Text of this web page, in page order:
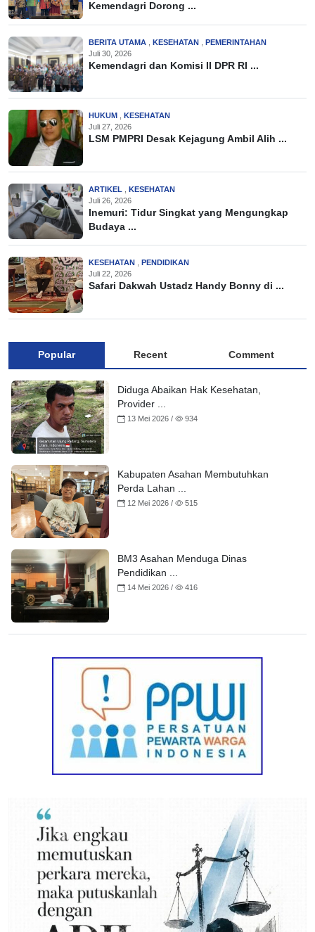
Kemendagri Dorong ...
BERITA UTAMA KESEHATAN
PEMERINTAHAN
Juli 30, 2026
Kemendagri dan Komisi II DPR RI ...
HUKUM
KESEHATAN
Juli 27, 2026
LSM PMPRI Desak Kejagung Ambil Alih ...
ARTIKEL
KESEHATAN
Juli 26, 2026
Inemuri: Tidur Singkat yang Mengungkap
Budaya ...
KESEHATAN
PENDIDIKAN
Juli 22, 2026
Safari Dakwah Ustadz Handy Bonny di ...
Popular Recent Comment
Diduga Abaikan Hak Kesehatan,
Provider ...
13 Mei 2026 / 934
Kabupaten Asahan Membutuhkan
Perda Lahan ...
12 Mei 2026 / 515
BM3 Asahan Menduga Dinas
Pendidikan ...
14 Mei 2026 / 416